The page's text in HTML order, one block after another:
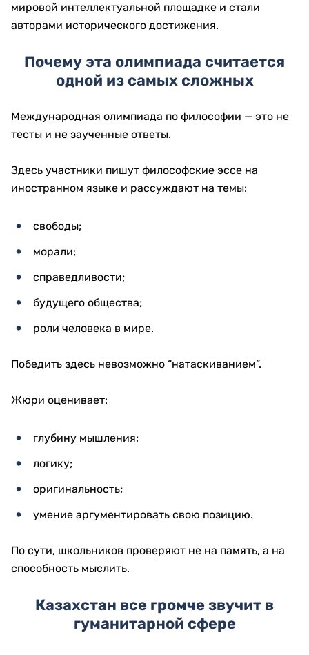
мировой интеллектуальной площадке и стали
авторами исторического достижения.
Почему эта олимпиада считается
одной из самых сложных
Международная олимпиада по философии — это не
тесты и не заученные ответы.
Здесь участники пишут философские эссе на
иностранном языке и рассуждают на темы:
свободы;
морали;
справедливости;
будущего общества;
роли человека в мире.
Победить здесь невозможно “натаскиванием”.
Жюри оценивает:
глубину мышления;
логику;
оригинальность;
умение аргументировать свою позицию.
По сути, школьников проверяют не на память, а на
способность мыслить.
Казахстан все громче звучит в
гуманитарной сфере